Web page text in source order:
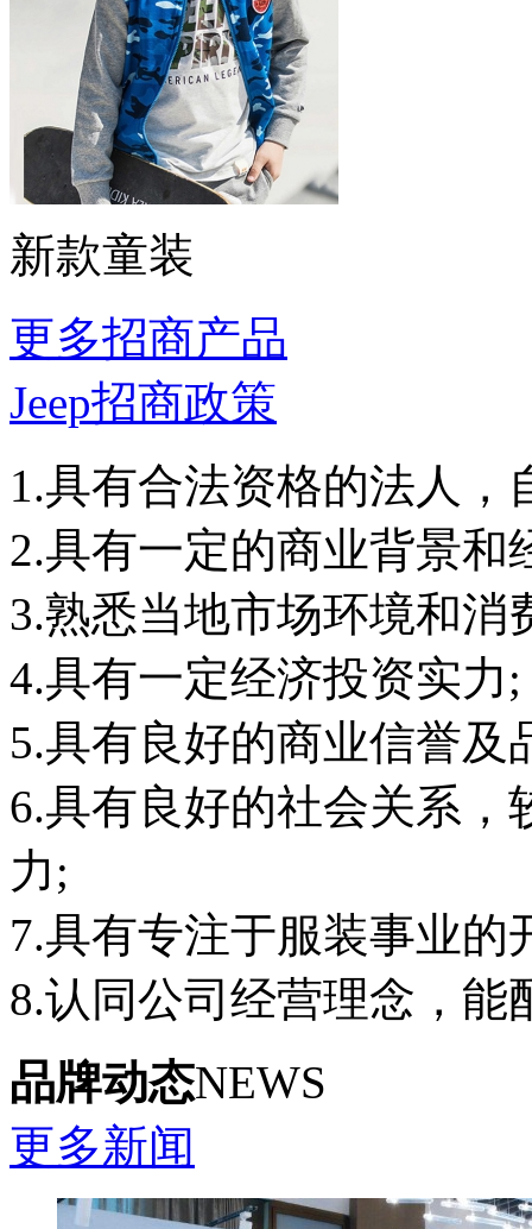
新款童装
更多招商产品
Jeep招商政策
1.具有合法资格的法人，
2.具有一定的商业背景和
3.熟悉当地市场环境和消
4.具有一定经济投资实力;
5.具有良好的商业信誉及
6.具有良好的社会关系
力;
7.具有专注于服装事业的
8.认同公司经营理念，能
品牌动态NEWS
更多新闻